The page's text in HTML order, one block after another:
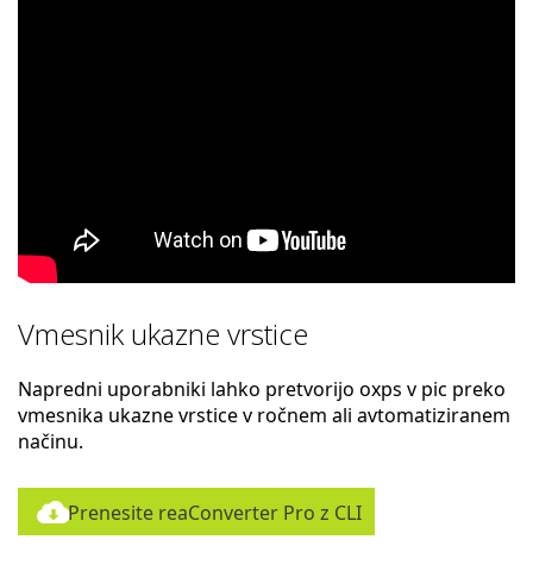
Vmesnik ukazne vrstice
Napredni uporabniki lahko pretvorijo oxps v pic preko
vmesnika ukazne vrstice v ročnem ali avtomatiziranem
načinu.
Prenesite reaConverter Pro z CLI